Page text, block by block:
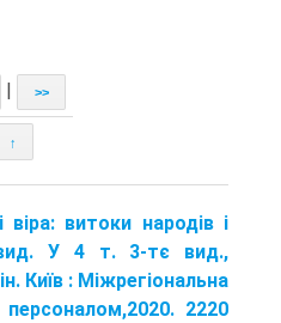
>>
↑
витоки народів і
вид. У 4 т. 3-тє вид.,
Київ : Міжрегіональна
персоналом,2020. 2220